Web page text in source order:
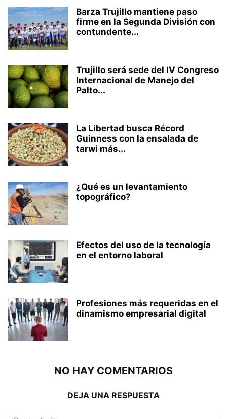
Barza Trujillo mantiene paso
firme en la Segunda División con
contundente...
Trujillo será sede del IV Congreso
Internacional de Manejo del
Palto...
La Libertad busca Récord
Guinness con la ensalada de
tarwi más...
¿Qué es un levantamiento
topográfico?
Efectos del uso de la tecnología
en el entorno laboral
Profesiones más requeridas en el
dinamismo empresarial digital
NO HAY COMENTARIOS
DEJA UNA RESPUESTA